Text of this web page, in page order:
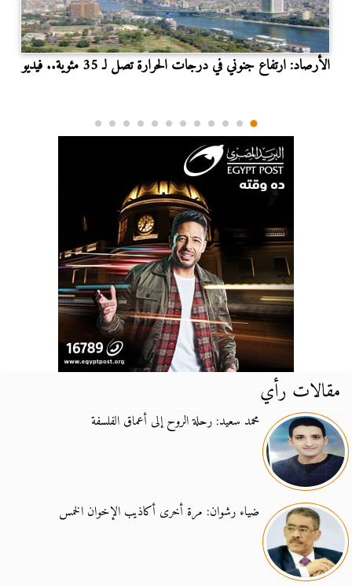
الأرصاد: ارتفاع جنوني في درجات الحرارة تصل لـ 35 مئوية.. فيديو
مقالات رأي
محمد سعيد: رحلة الروح إلى أعماق الفلسفة
ضياء رشوان: مرة أخرى أكاذيب الإخوان الخمس